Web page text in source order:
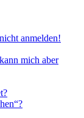
anmelden!
mich aber